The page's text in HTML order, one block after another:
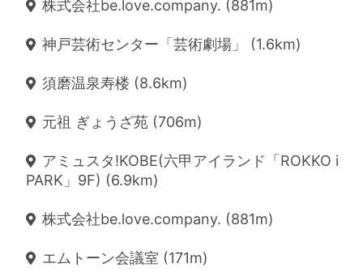
株式会社be.love.company. (881m)
神戸芸術センター「芸術劇場」 (1.6km)
須磨温泉寿楼 (8.6km)
元祖 ぎょうざ苑 (706m)
アミュスタ!KOBE(六甲アイランド「ROKKO i
PARK」9F) (6.9km)
株式会社be.love.company. (881m)
エムトーン会議室 (171m)